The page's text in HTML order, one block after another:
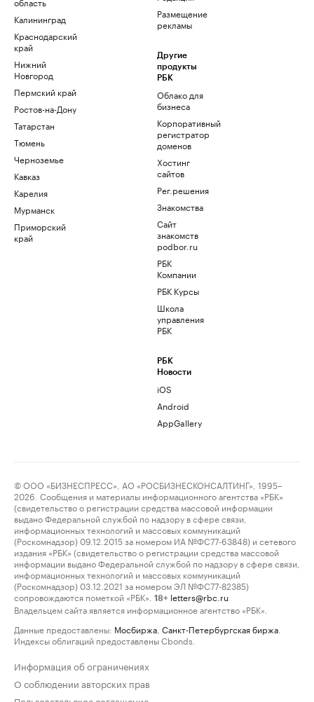
Калининград
Краснодарский
край
Нижний
Новгород
Пермский край
Ростов-на-Дону
Татарстан
Тюмень
Черноземье
Кавказ
Карелия
Мурманск
Приморский
край
Размещение
рекламы
Другие
продукты
РБК
Облако для
бизнеса
Корпоративный
регистратор
доменов
Хостинг
сайтов
Рег.решения
Знакомства
Сайт
знакомств
podbor.ru
РБК
Компании
РБК Курсы
Школа
управления
РБК
РБК
Новости
iOS
Android
AppGallery
© ООО «БИЗНЕСПРЕСС», АО «РОСБИЗНЕСКОНСАЛТИНГ», 1995–
2026. Сообщения и материалы информационного агентства «РБК»
(свидетельство о регистрации средства массовой информации
выдано Федеральной службой по надзору в сфере связи,
информационных технологий и массовых коммуникаций
(Роскомнадзор) 09.12.2015 за номером ИА №ФС77-63848) и сетевого
издания «РБК» (свидетельство о регистрации средства массовой
информации выдано Федеральной службой по надзору в сфере связи,
информационных технологий и массовых коммуникаций
(Роскомнадзор) 03.12.2021 за номером ЭЛ №ФС77-82385)
сопровождаются пометкой «РБК».
18+ letters@rbc.ru
Владельцем сайта является информационное агентство «РБК».
Данные предоставлены: Мосбиржа Санкт-Петербургская биржа
Индексы облигаций предоставлены Cbonds.
Информация об ограничениях
О соблюдении авторских прав